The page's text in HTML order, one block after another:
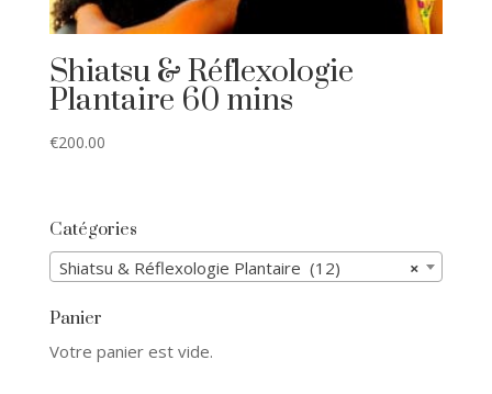
Shiatsu & Réflexologie
Plantaire 60 mins
€200.00
Catégories
×
Shiatsu & Réflexologie Plantaire (12)
Panier
Votre panier est vide.